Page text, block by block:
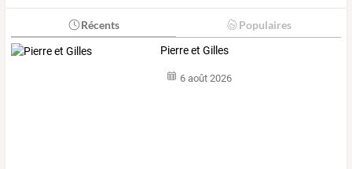
Récents Populaires
Pierre et Gilles
6 août 2026